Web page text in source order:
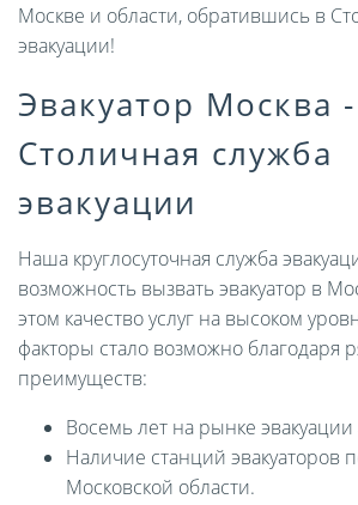
Москве и области, обратившись в
эвакуации!
Эвакуатор Москва -
Столичная служба
эвакуации
Наша круглосуточная служба
возможность вызвать эвакуатор в
этом качество услуг на высоком
факторы стало возможно благодаря
преимуществ:
Восемь лет на рынке
Наличие станций эвакуаторов
Московской области.